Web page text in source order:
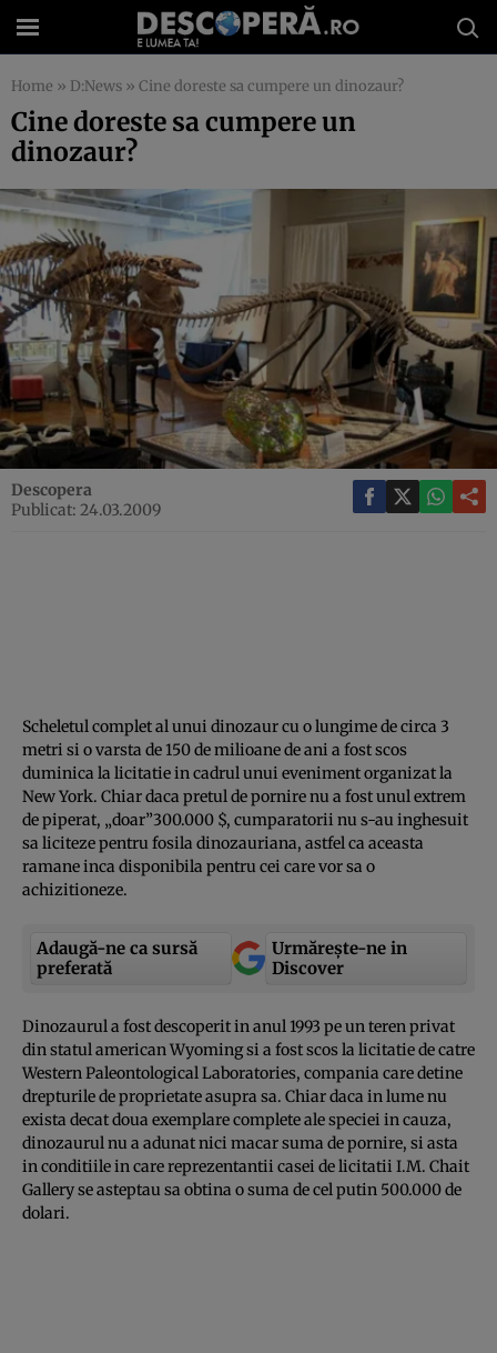
Home » D:News » Cine doreste sa cumpere un dinozaur?
Cine doreste sa cumpere un
dinozaur?
Descopera
Publicat: 24.03.2009
Scheletul complet al unui dinozaur cu o lungime de circa 3
metri si o varsta de 150 de milioane de ani a fost scos
duminica la licitatie in cadrul unui eveniment organizat la
New York. Chiar daca pretul de pornire nu a fost unul extrem
de piperat, „doar”300.000 $, cumparatorii nu s-au inghesuit
sa liciteze pentru fosila dinozauriana, astfel ca aceasta
ramane inca disponibila pentru cei care vor sa o
achizitioneze.
Adaugă-ne ca sursă
preferată
Urmărește-ne in
Discover
Dinozaurul a fost descoperit in anul 1993 pe un teren privat
din statul american Wyoming si a fost scos la licitatie de catre
Western Paleontological Laboratories, compania care detine
drepturile de proprietate asupra sa. Chiar daca in lume nu
exista decat doua exemplare complete ale speciei in cauza,
dinozaurul nu a adunat nici macar suma de pornire, si asta
in conditiile in care reprezentantii casei de licitatii I.M. Chait
Gallery se asteptau sa obtina o suma de cel putin 500.000 de
dolari.